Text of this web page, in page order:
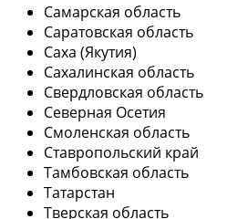
Самарская область
Саратовская область
Саха (Якутия)
Сахалинская область
Свердловская область
Северная Осетия
Смоленская область
Ставропольский край
Тамбовская область
Татарстан
Тверская область